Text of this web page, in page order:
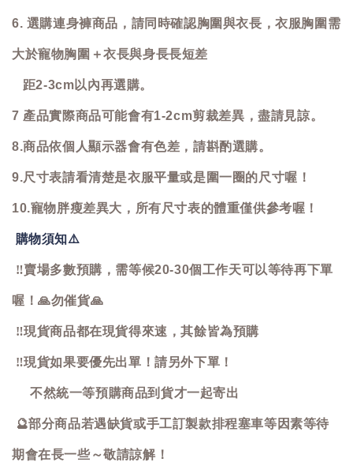
6. 選購連身褲商品，請同時確認胸圍與衣長，衣服胸圍需
大於寵物胸圍＋衣長與身長長短差
距2-3cm以內再選購。
7 產品實際商品可能會有1-2cm剪裁差異，盡請見諒。
8.商品依個人顯示器會有色差，請斟酌選購。
9.尺寸表請看清楚是衣服平量或是圍一圈的尺寸喔！
10.寵物胖瘦差異大，所有尺寸表的體重僅供參考喔！
購物須知⚠️
‼️賣場多數預購，需等候20-30個工作天可以等待再下單
喔！🙏勿催貨🙏
‼️現貨商品都在現貨得來速，其餘皆為預購
‼️現貨如果要優先出單！請另外下單！
不然統一等預購商品到貨才一起寄出
🔮部分商品若遇缺貨或手工訂製款排程塞車等因素等待
期會在長一些～敬請諒解！